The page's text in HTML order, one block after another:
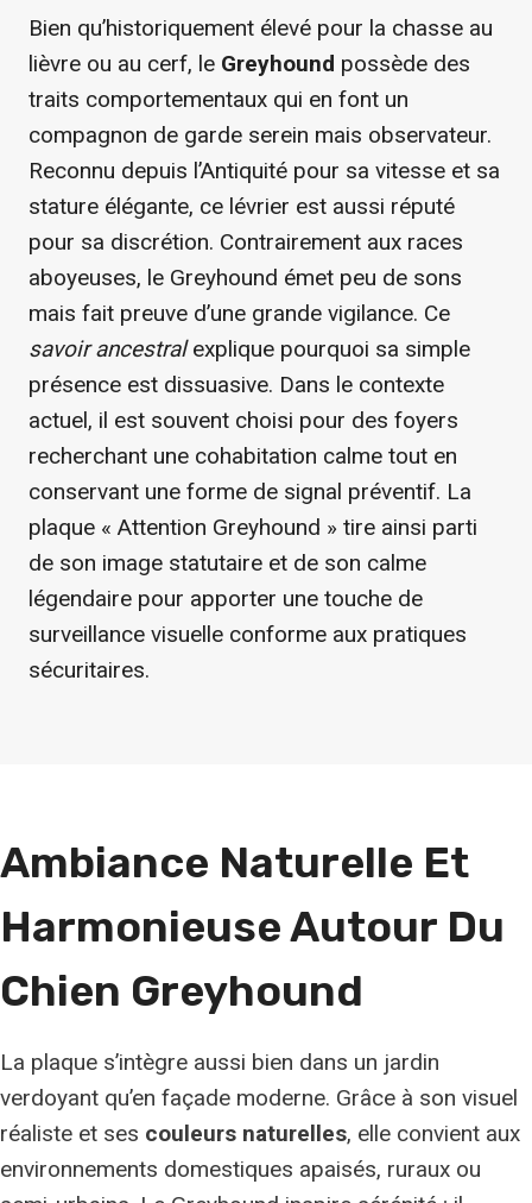
Bien qu’historiquement élevé pour la chasse au
lièvre ou au cerf, le Greyhound possède des
traits comportementaux qui en font un
compagnon de garde serein mais observateur.
Reconnu depuis l’Antiquité pour sa vitesse et sa
stature élégante, ce lévrier est aussi réputé
pour sa discrétion. Contrairement aux races
aboyeuses, le Greyhound émet peu de sons
mais fait preuve d’une grande vigilance. Ce
savoir ancestralexplique pourquoi sa simple
présence est dissuasive. Dans le contexte
actuel, il est souvent choisi pour des foyers
recherchant une cohabitation calme tout en
conservant une forme de signal préventif. La
plaque « Attention Greyhound » tire ainsi parti
de son image statutaire et de son calme
légendaire pour apporter une touche de
surveillance visuelle conforme aux pratiques
sécuritaires.
Ambiance Naturelle Et
Harmonieuse Autour Du
Chien Greyhound
La plaque s’intègre aussi bien dans un jardin
verdoyant qu’en façade moderne. Grâce à son visuel
réaliste et ses couleurs naturelles, elle convient aux
environnements domestiques apaisés, ruraux ou